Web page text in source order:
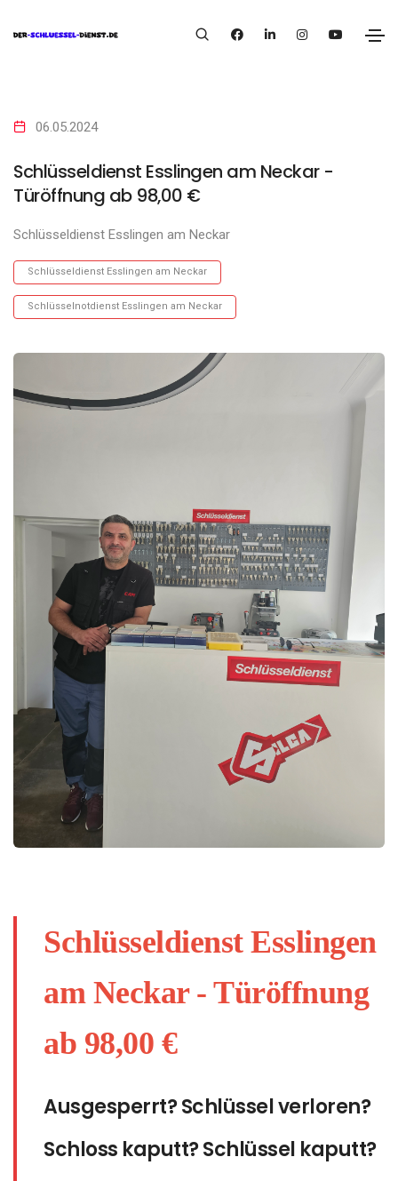
06.05.2024
Schlüsseldienst Esslingen am Neckar -
Türöffnung ab 98,00 €
Schlüsseldienst Esslingen am Neckar
Schlüsseldienst Esslingen am Neckar
Schlüsselnotdienst Esslingen am Neckar
Schlüsseldienst Esslingen
am Neckar - Türöffnung
ab 98,00 €
Ausgesperrt? Schlüssel verloren?
Schloss kaputt? Schlüssel kaputt?